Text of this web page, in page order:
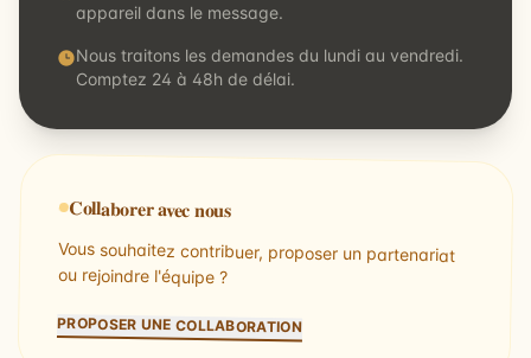
appareil dans le message.
Nous traitons les demandes du lundi au vendredi.
Comptez 24 à 48h de délai.
Collaborer avec nous
Vous souhaitez contribuer, proposer un partenariat
ou rejoindre l'équipe ?
PROPOSER UNE COLLABORATION